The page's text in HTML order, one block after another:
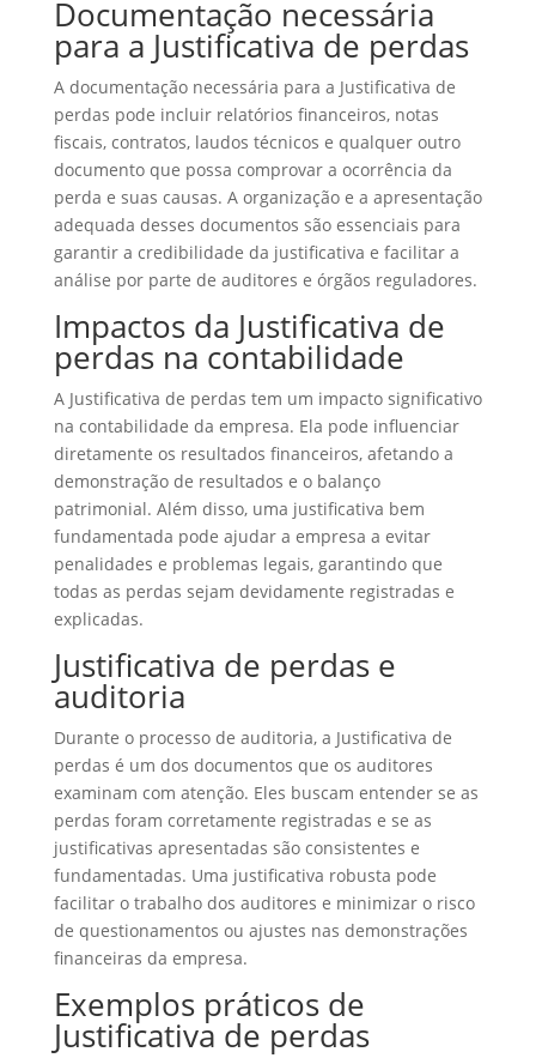
Documentação necessária
para a Justificativa de perdas
A documentação necessária para a Justificativa de
perdas pode incluir relatórios financeiros, notas
fiscais, contratos, laudos técnicos e qualquer outro
documento que possa comprovar a ocorrência da
perda e suas causas. A organização e a apresentação
adequada desses documentos são essenciais para
garantir a credibilidade da justificativa e facilitar a
análise por parte de auditores e órgãos reguladores.
Impactos da Justificativa de
perdas na contabilidade
A Justificativa de perdas tem um impacto significativo
na contabilidade da empresa. Ela pode influenciar
diretamente os resultados financeiros, afetando a
demonstração de resultados e o balanço
patrimonial. Além disso, uma justificativa bem
fundamentada pode ajudar a empresa a evitar
penalidades e problemas legais, garantindo que
todas as perdas sejam devidamente registradas e
explicadas.
Justificativa de perdas e
auditoria
Durante o processo de auditoria, a Justificativa de
perdas é um dos documentos que os auditores
examinam com atenção. Eles buscam entender se as
perdas foram corretamente registradas e se as
justificativas apresentadas são consistentes e
fundamentadas. Uma justificativa robusta pode
facilitar o trabalho dos auditores e minimizar o risco
de questionamentos ou ajustes nas demonstrações
financeiras da empresa.
Exemplos práticos de
Justificativa de perdas